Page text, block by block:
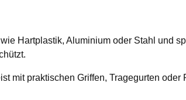
Hartplastik, Aluminium oder Stahl und
mit praktischen Griffen, Tragegurten